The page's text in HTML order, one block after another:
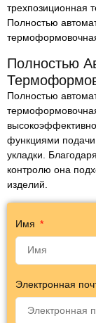
трехпозиционная
Полностью
Полностью
Полностью
функциями
укладки.
контролю она
изделий.
Имя
Электронная